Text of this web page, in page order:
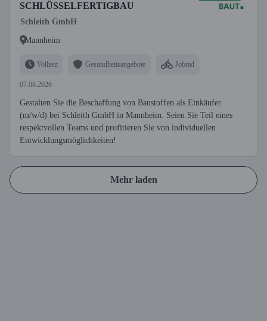
SCHLÜSSELFERTIGBAU
Schleith GmbH
Mannheim
Vollzeit Gesundheitsangebote Jobrad
07.08.2026
Gestalten Sie die Beschaffung von Baustoffen als Einkäufer
(m/w/d) bei Schleith GmbH in Mannheim. Seien Sie Teil eines
respektvollen Teams und profitieren Sie von individuellen
Entwicklungsmöglichkeiten!
Mehr laden